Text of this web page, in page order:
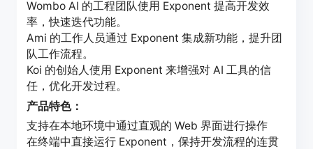
Wombo AI 的工程团队使用 Exponent 提高开发效
率，快速迭代功能。
Ami 的工作人员通过 Exponent 集成新功能，提升团
队工作流程。
Koi 的创始人使用 Exponent 来增强对 AI 工具的信
任，优化开发过程。
产品特色：
支持在本地环境中通过直观的 Web 界面进行操作
在终端中直接运行 Exponent，保持开发流程的连贯